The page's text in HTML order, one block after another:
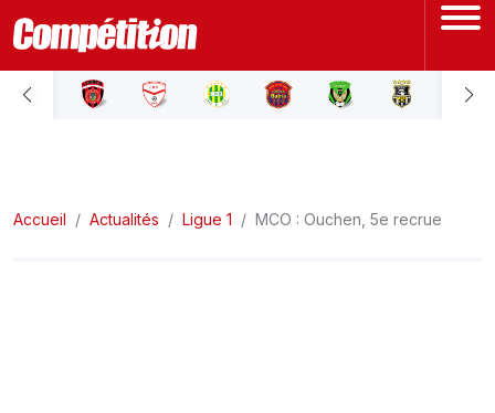
ACCUEIL
LIGUE 2
Accueil Actualités Ligue 1 MCO : Ouchen, 5e recrue